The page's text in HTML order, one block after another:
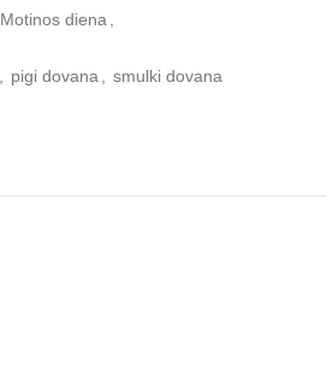
Motinos diena
pigi dovana smulki dovana